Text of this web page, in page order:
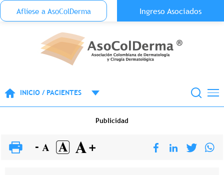
Pasar al contenido principal
Menu Top Anónimo
Aflíese a AsoColDerma Ingreso Asociados
INICIO / PACIENTES
Publicidad